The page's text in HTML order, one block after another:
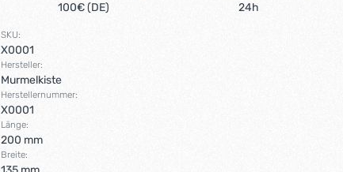
100€ (DE)
24h
SKU:
X0001
Hersteller:
Murmelkiste
Herstellernummer:
X0001
Länge:
200 mm
Breite: